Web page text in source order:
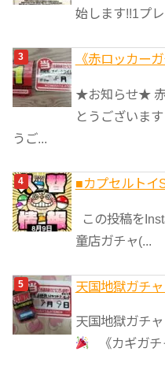
始します!!1プ
《赤ロッカー
★お知らせ★ 赤
とうございます
うご...
■カプセルトイ
この投稿を
童店ガチャ(...
天国地獄ガチ
天国地獄ガチ
《カギガチ